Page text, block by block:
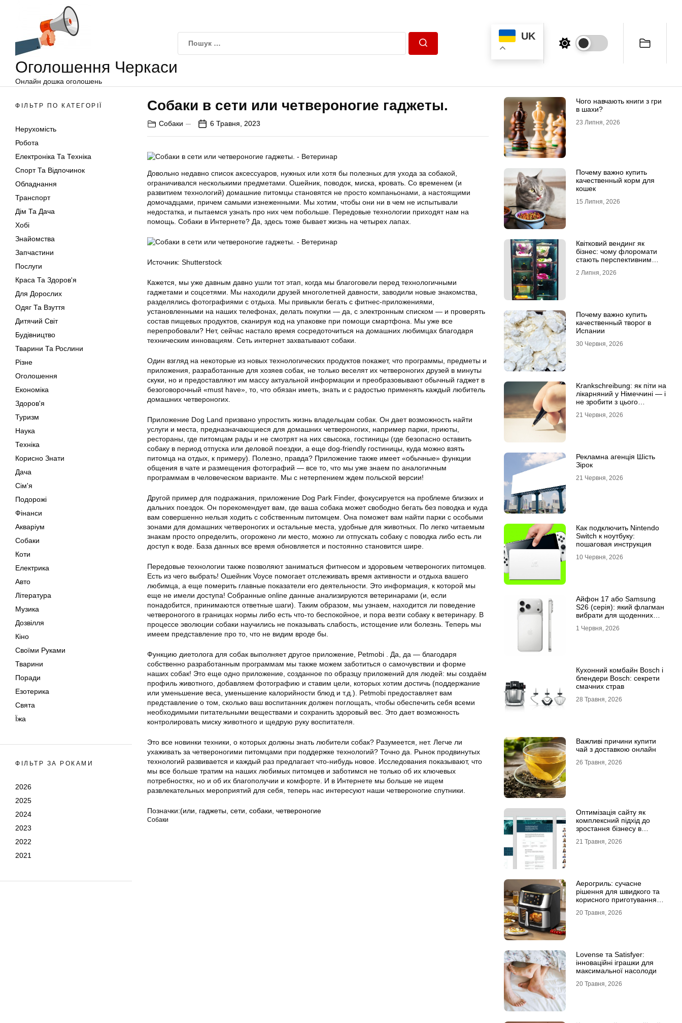
Оголошення Черкаси
Онлайн дошка оголошень
UK
ФІЛЬТР ПО КАТЕГОРІЇ
Нерухомість
Робота
Електроніка Та Техніка
Спорт Та Відпочинок
Обладнання
Транспорт
Дім Та Дача
Хобі
Знайомства
Запчастини
Послуги
Краса Та Здоров'я
Для Дорослих
Одяг Та Взуття
Дитячий Світ
Будівництво
Тварини Та Рослини
Різне
Оголошення
Економіка
Здоров'я
Туризм
Наука
Техніка
Корисно Знати
Дача
Сім'я
Подорожі
Фінанси
Акваріум
Собаки
Коти
Електрика
Авто
Література
Музика
Дозвілля
Кіно
Своїми Руками
Тварини
Поради
Езотерика
Свята
Їжа
ФІЛЬТР ЗА РОКАМИ
2026
2025
2024
2023
2022
2021
Собаки в сети или четвероногие гаджеты.
Собаки 6 Травня, 2023
Довольно недавно список аксессуаров, нужных или хотя бы полезных для ухода за собакой,
ограничивался несколькими предметами. Ошейник, поводок, миска, кровать. Со временем (и
развитием технологий) домашние питомцы становятся не просто компаньонами, а настоящими
домочадцами, причем самыми изнеженными. Мы хотим, чтобы они ни в чем не испытывали
недостатка, и пытаемся узнать про них чем побольше. Передовые технологии приходят нам на
помощь. Собаки в Интернете? Да, здесь тоже бывает жизнь на четырех лапах.
Источник: Shutterstock
Кажется, мы уже давным давно ушли тот этап, когда мы благоговели перед технологичными
гаджетами и соцсетями. Мы находили друзей многолетней давности, заводили новые знакомства,
разделялись фотографиями с отдыха. Мы привыкли бегать с фитнес-приложениями,
установленными на наших телефонах, делать покупки — да, с электронным списком — и проверять
состав пищевых продуктов, сканируя код на упаковке при помощи смартфона. Мы уже все
перепробовали? Нет, сейчас настало время сосредоточиться на домашних любимцах благодаря
техническим инновациям. Сеть интернет захватывают собаки.
Один взгляд на некоторые из новых технологических продуктов покажет, что программы, предметы и
приложения, разработанные для хозяев собак, не только веселят их четвероногих друзей в минуты
скуки, но и предоставляют им массу актуальной информации и преобразовывают обычный гаджет в
безоговорочный «must have», то, что обязан иметь, знать и с радостью применять каждый любитель
домашних четвероногих.
Приложение Dog Land призвано упростить жизнь владельцам собак. Он дает возможность найти
услуги и места, предназначающиеся для домашних четвероногих, например парки, приюты,
рестораны, где питомцам рады и не смотрят на них свысока, гостиницы (где безопасно оставить
собаку в период отпуска или деловой поездки, а еще dog-friendly гостиницы, куда можно взять
питомца на отдых, к примеру). Полезно, правда? Приложение также имеет «обычные» функции
общения в чате и размещения фотографий — все то, что мы уже знаем по аналогичным
программам в человеческом варианте. Мы с нетерпением ждем польской версии!
Другой пример для подражания, приложение Dog Park Finder, фокусируется на проблеме близких и
дальних поездок. Он порекомендует вам, где ваша собака может свободно бегать без поводка и куда
вам совершенно нельзя ходить с собственным питомцем. Она поможет вам найти парки с особыми
зонами для домашних четвероногих и остальные места, удобные для животных. По легко читаемым
знакам просто определить, огорожено ли место, можно ли отпускать собаку с поводка либо есть ли
доступ к воде. База данных все время обновляется и постоянно становится шире.
Передовые технологии также позволяют заниматься фитнесом и здоровьем четвероногих питомцев.
Есть из чего выбрать! Ошейник Voyce помогает отслеживать время активности и отдыха вашего
любимца, а еще померить главные показатели его деятельности. Это информация, к которой мы
еще не имели доступа! Собранные online данные анализируются ветеринарами (и, если
понадобится, принимаются ответные шаги). Таким образом, мы узнаем, находится ли поведение
четвероногого в границах нормы либо есть что-то беспокойное, и пора везти собаку к ветеринару. В
процессе эволюции собаки научились не показывать слабость, истощение или болезнь. Теперь мы
имеем представление про то, что не видим вроде бы.
Функцию диетолога для собак выполняет другое приложение, Petmobi . Да, да — благодаря
собственно разработанным программам мы также можем заботиться о самочувствии и форме
наших собак! Это еще одно приложение, созданное по образцу приложений для людей: мы создаём
профиль животного, добавляем фотографию и ставим цели, которых хотим достичь (поддержание
или уменьшение веса, уменьшение калорийности блюд и т.д.). Petmobi предоставляет вам
представление о том, сколько ваш воспитанник должен поглощать, чтобы обеспечить себя всеми
необходимыми питательными веществами и сохранить здоровый вес. Это дает возможность
контролировать миску животного и щедрую руку воспитателя.
Это все новинки техники, о которых должны знать любители собак? Разумеется, нет. Легче ли
ухаживать за четвероногими питомцами при поддержке технологий? Точно да. Рынок продвинутых
технологий развивается и каждый раз предлагает что-нибудь новое. Исследования показывают, что
мы все больше тратим на наших любимых питомцев и заботимся не только об их ключевых
потребностях, но и об их благополучии и комфорте. И в Интернете мы больше не ищем
развлекательных мероприятий для себя, теперь нас интересуют наши четвероногие спутники.
Позначки:(или гаджеты сети собаки четвероногие
Собаки
Чого навчають книги з гри
в шахи?
23 Липня, 2026
Почему важно купить
качественный корм для
кошек
15 Липня, 2026
Квітковий вендинг як
бізнес: чому флоромати
стають перспективним
2 Липня, 2026
Почему важно купить
качественный творог в
Испании
30 Червня, 2026
Krankschreibung: як піти на
лікарняний у Німеччині — і
не зробити з цього
21 Червня, 2026
Рекламна агенція Шість
Зірок
21 Червня, 2026
Как подключить Nintendo
Switch к ноутбуку:
пошаговая инструкция
10 Червня, 2026
Айфон 17 або Samsung
S26 (серія): який флагман
вибрати для щоденних
1 Червня, 2026
Кухонний комбайн Bosch і
блендери Bosch: секрети
смачних страв
28 Травня, 2026
Важливі причини купити
чай з доставкою онлайн
26 Травня, 2026
Оптимізація сайту як
комплексний підхід до
зростання бізнесу в
21 Травня, 2026
Аерогриль: сучасне
рішення для швидкого та
корисного приготування
20 Травня, 2026
Lovense та Satisfyer:
інноваційні іграшки для
максимальної насолоди
20 Травня, 2026